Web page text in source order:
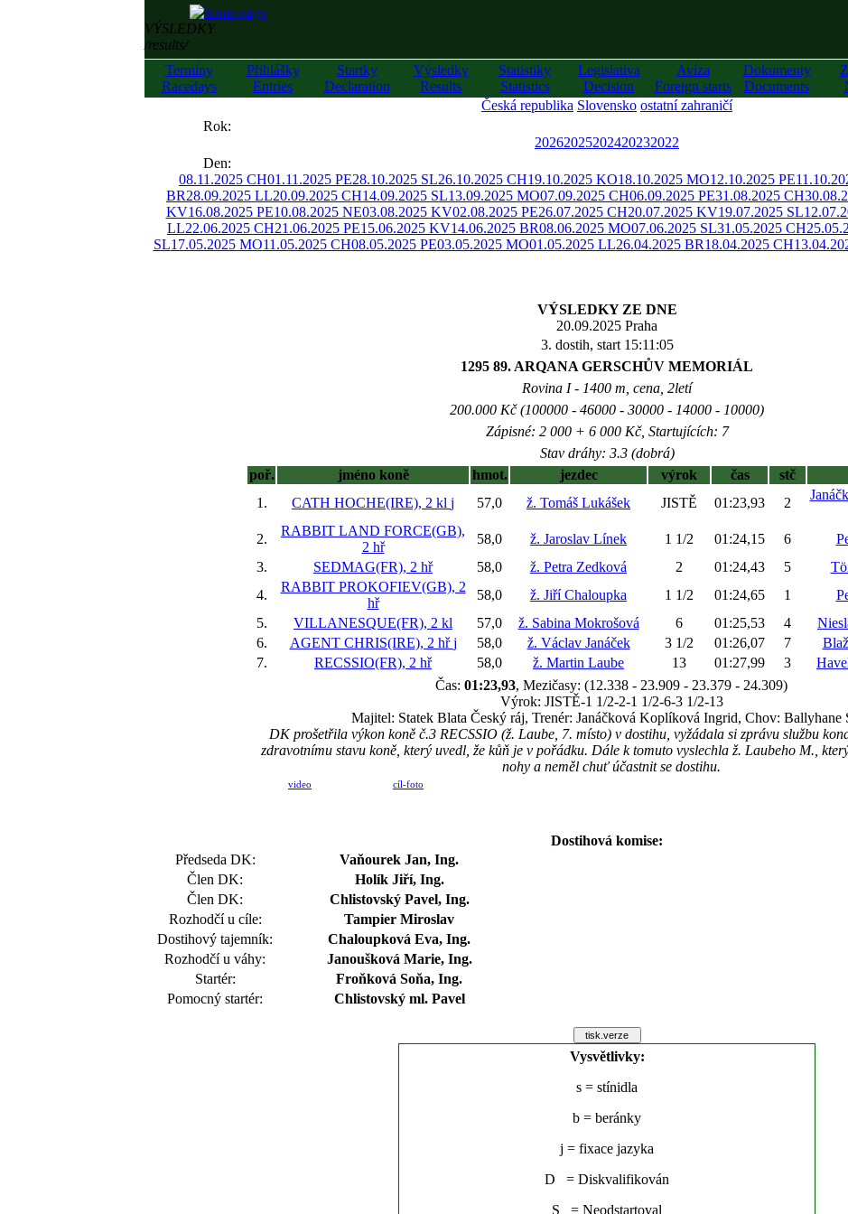
VÝSLEDKY
/results/
Termíny
Racedays
Přihlášky
Entries
Startky
Declaration
Výsledky
Results
Statistiky
Statistics
Legislativa
Decision
Avíza
Foreign starts
Dokumenty
Documents
Česká republika Slovensko ostatní zahraničí
Rok:
20262025202420232022
Den:
08.11.2025 CH01.11.2025 PE28.10.2025 SL26.10.2025 CH19.10.2025 KO18.10.2025 MO12.10.2025 PE
BR28.09.2025 LL20.09.2025 CH14.09.2025 SL13.09.2025 MO07.09.2025 CH06.09.2025 PE31.08.2025 CH
KV16.08.2025 PE10.08.2025 NE03.08.2025 KV02.08.2025 PE26.07.2025 CH20.07.2025 KV19.07.2025 SL
LL22.06.2025 CH21.06.2025 PE15.06.2025 KV14.06.2025 BR08.06.2025 MO07.06.2025 SL31.05.2025 CH
SL17.05.2025 MO11.05.2025 CH08.05.2025 PE03.05.2025 MO01.05.2025 LL26.04.2025 BR18.04.2025 CH
VÝSLEDKY ZE DNE
20.09.2025 Praha
3. dostih, start 15:11:05
1295 89. ARQANA GERSCHŮV MEMORIÁL
Rovina I - 1400 m, cena, 2letí
200.000 Kč (100000 - 46000 - 30000 - 14000 - 10000)
Zápisné: 2 000 + 6 000 Kč, Startujících: 7
Stav dráhy: 3.3 (dobrá)
poř.
jméno koně hmot. jezdec výrok čas stč
1.
CATH HOCHE(IRE), 2 kl j 57,0 ž. Tomáš Lukášek JISTĚ 01:23,93 2
2.
RABBIT LAND FORCE(GB),
2 hř
58,0 ž. Jaroslav Línek 1 1/2 01:24,15 6
3.
SEDMAG(FR), 2 hř 58,0 ž. Petra Zedková 2 01:24,43 5
4.
RABBIT PROKOFIEV(GB), 2
hř
58,0 ž. Jiří Chaloupka 1 1/2 01:24,65 1
5.
VILLANESQUE(FR), 2 kl 57,0 ž. Sabina Mokrošová 6 01:25,53 4
6.
AGENT CHRIS(IRE), 2 hřj 58,0 ž. Václav Janáček 3 1/2 01:26,07 7
7.
RECSSIO(FR), 2 hř 58,0 ž. Martin Laube 13 01:27,99 3
Čas: 01:23,93, Mezičasy: (12.338 - 23.909 - 23.379 - 24.309)
Výrok: JISTĚ-1 1/2-2-1 1/2-6-3 1/2-13
Majitel: Statek Blata Český ráj, Trenér: Janáčková Koplíková Ingrid, Chov: Ballyhane
DK prošetřila výkon koně č.3 RECSSIO (ž. Laube, 7. místo) v dostihu, vyžádala si zprávu službu
zdravotnímu stavu koně, který uvedl, že kůň je v pořádku. Dále k tomuto vyslechla ž. Laubeho M.,
nohy a neměl chuť účastnit se dostihu.
video cíl-foto
Dostihová komise:
Předseda DK:
Vaňourek Jan, Ing.
Člen DK:
Holík Jiří, Ing.
Člen DK:
Chlistovský Pavel, Ing.
Rozhodčí u cíle:
Tampier Miroslav
Dostihový tajemník:
Chaloupková Eva, Ing.
Rozhodčí u váhy:
Janoušková Marie, Ing.
Startér:
Froňková Soňa, Ing.
Pomocný startér:
Chlistovský ml. Pavel
Vysvětlivky:
s = stínidla
b = beránky
j = fixace jazyka
D = Diskvalifikován
S = Neodstartoval